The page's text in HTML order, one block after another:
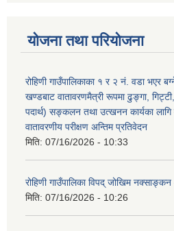
योजना तथा परियोजना
रोहिणी गाउँपालिकाका १ र २ नं. वडा भएर
खण्डबाट वातावरणमैत्री रूपमा ढुङ्गा,
पदार्थ) सङ्कलन तथा उत्खनन कार्यका लागि
वातावरणीय परीक्षण अन्तिम प्रतिवेदन
मिति: 07/16/2026 - 10:33
रोहिणी गाउँपालिका विपद् जोखिम
मिति: 07/16/2026 - 10:26